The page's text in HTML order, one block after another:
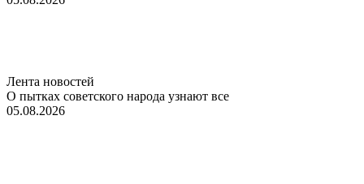
Лента новостей
О пытках советского народа узнают все
05.08.2026